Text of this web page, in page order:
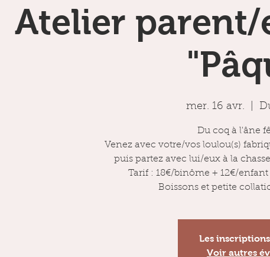
Atelier
mer. 16 avr.
Du coq à l'âne
Venez avec votre/vos loulou(s)
puis partez avec lui/eux à la
Tarif : 18€/binôme + 12€/
Boissons et petite
Les
Voir autres